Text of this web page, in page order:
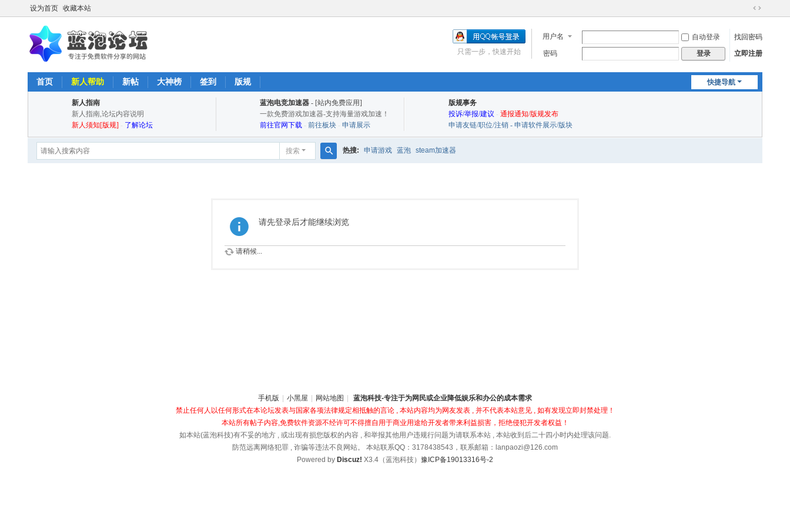
设为首页 收藏本站
切
到
宽
用户名 自动登录
找回密码
密码
登录 立即注册
只需一步，快速开始
快捷导航
首页 新人帮助 新帖 大神榜 签到 版规
新人指南
新人指南,论坛内容说明
新人须知[版规] - 了解论坛
蓝泡电竞加速器 - [站内免费应用]
一款免费游戏加速器-支持海量游戏加速！
前往官网下载 - 前往板块 - 申请展示
版规事务
投诉/举报/建议 - 通报通知/版规发布
申请友链/职位/注销 - 申请软件展示/版块
搜索 热搜: 申请游戏 蓝泡 steam加速器
请先登录后才能继续浏览
请稍候...
手机版 小黑屋 网站地图
蓝泡科技-专注于为网民或企业降低娱乐和办公的成本需求
禁止任何人以任何形式在本论坛发表与国家各项法律规定相抵触的言论 , 本站内容均为网友发表 , 并不代表本站意见 , 如有发现立即封禁处理！
本站所有帖子内容,免费软件资源不经许可不得擅自用于商业用途给开发者带来利益损害，拒绝侵犯开发者权益！
如本站(蓝泡科技)有不妥的地方 , 或出现有损您版权的内容 , 和举报其他用户违规行问题为请联系本站 , 本站收到后二十四小时内处理该问题.
防范远离网络犯罪 , 诈骗等违法不良网站。 本站联系QQ：3178438543，联系邮箱：lanpaozi@126.com
Powered by Discuz! X3.4（蓝泡科技） 豫ICP备19013316号-2